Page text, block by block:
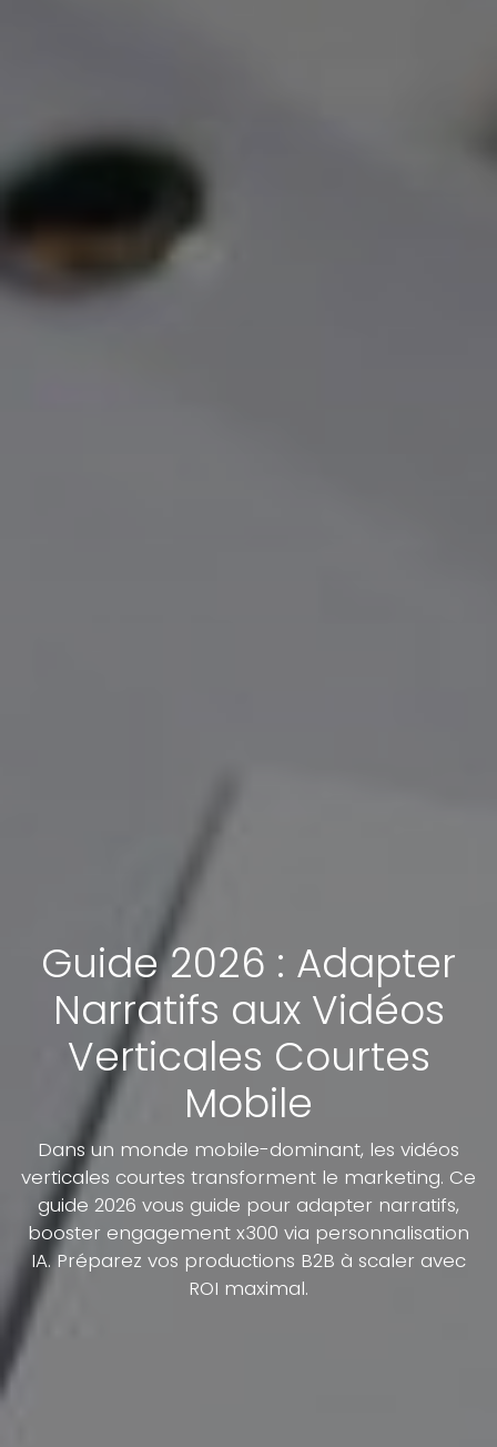
Guide 2026 : Adapter
Narratifs aux Vidéos
Verticales Courtes
Mobile
Dans un monde mobile-dominant, les vidéos
verticales courtes transforment le marketing. Ce
guide 2026 vous guide pour adapter narratifs,
booster engagement x300 via personnalisation
IA. Préparez vos productions B2B à scaler avec
ROI maximal.